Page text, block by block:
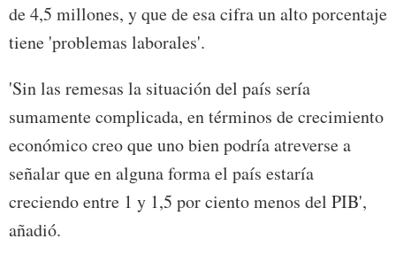
de 4,5 millones, y que de esa cifra un alto porcentaje
tiene 'problemas laborales'.
'Sin las remesas la situación del país sería
sumamente complicada, en términos de crecimiento
económico creo que uno bien podría atreverse a
señalar que en alguna forma el país estaría
creciendo entre 1 y 1,5 por ciento menos del PIB',
añadió.